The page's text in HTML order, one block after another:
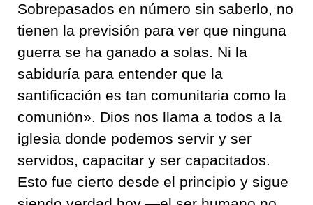
Sobrepasados en número sin saberlo, no
tienen la previsión para ver que ninguna
guerra se ha ganado a solas. Ni la
sabiduría para entender que la
santificación es tan comunitaria como la
comunión». Dios nos llama a todos a la
iglesia donde podemos servir y ser
servidos, capacitar y ser capacitados.
Esto fue cierto desde el principio y sigue